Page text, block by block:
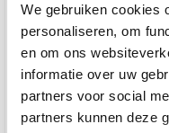
We gebruiken cookies
personaliseren, om
en om ons
informatie over uw
partners voor social
partners kunnen deze